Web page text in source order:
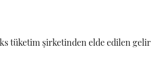
tüketim şirketinden elde edilen gelir